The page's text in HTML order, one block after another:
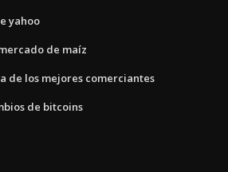
yahoo
de maíz
de los mejores comerciantes
de bitcoins